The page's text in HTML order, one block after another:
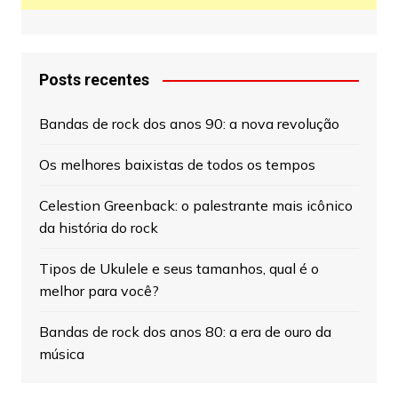
Posts recentes
Bandas de rock dos anos 90: a nova revolução
Os melhores baixistas de todos os tempos
Celestion Greenback: o palestrante mais icônico
da história do rock
Tipos de Ukulele e seus tamanhos, qual é o
melhor para você?
Bandas de rock dos anos 80: a era de ouro da
música